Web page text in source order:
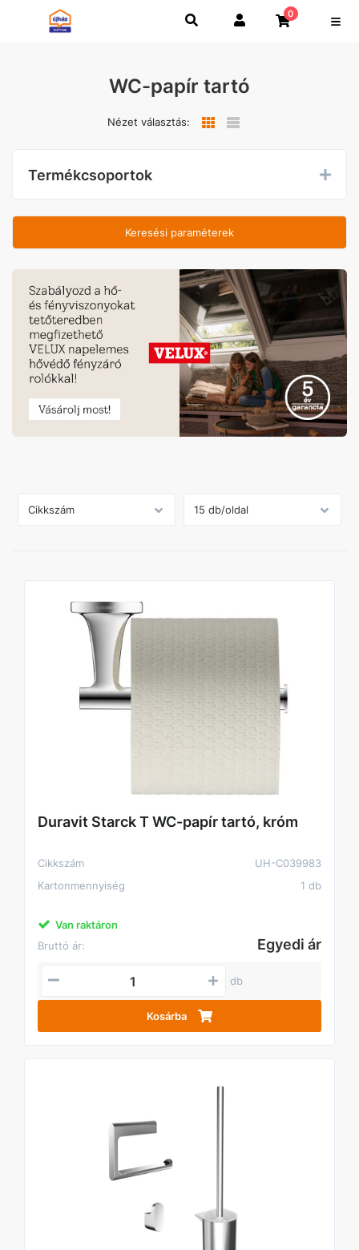
0
WC-papír tartó
Nézet választás:
Termékcsoportok
Keresési paraméterek
Duravit Starck T WC-papír tartó, króm
Cikkszám
UH-C039983
Kartonmennyiség
1 db
Van raktáron
Bruttó ár:
Egyedi ár
db
Kosárba